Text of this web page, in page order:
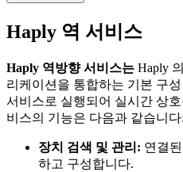
Haply 역 서비스
Haply 역방향 서비스는 Haply
리케이션을 통합하는 기본 구
서비스로 실행되어 실시간 상
비스의 기능은 다음과 같습니다:
장치 검색 및 관리: 연결
하고 구성합니다.